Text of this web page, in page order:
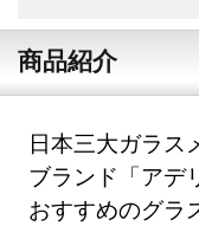
商品紹介
日本三大ガラス
ブランド「アデ
おすすめのグラ